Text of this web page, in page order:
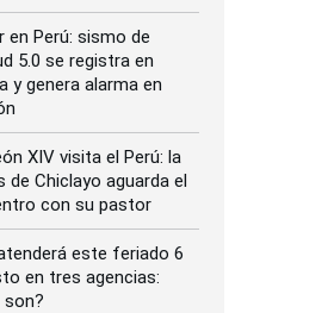
en Perú: sismo de
5.0 se registra en
y genera alarma en
XIV visita el Perú: la
de Chiclayo aguarda el
con su pastor
este feriado 6
en tres agencias:
son?